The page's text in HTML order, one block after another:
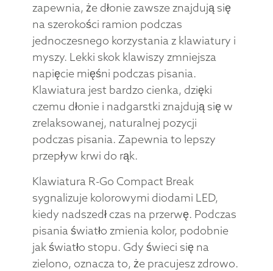
zapewnia, że dłonie zawsze znajdują się
na szerokości ramion podczas
jednoczesnego korzystania z klawiatury i
myszy. Lekki skok klawiszy zmniejsza
napięcie mięśni podczas pisania.
Klawiatura jest bardzo cienka, dzięki
czemu dłonie i nadgarstki znajdują się w
zrelaksowanej, naturalnej pozycji
podczas pisania. Zapewnia to lepszy
przepływ krwi do rąk.
Klawiatura R-Go Compact Break
sygnalizuje kolorowymi diodami LED,
kiedy nadszedł czas na przerwę. Podczas
pisania światło zmienia kolor, podobnie
jak światło stopu. Gdy świeci się na
zielono, oznacza to, że pracujesz zdrowo.